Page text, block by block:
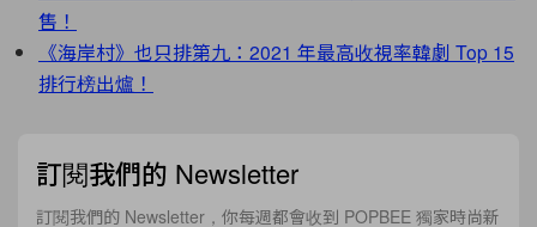
售！
《海岸村》也只排第九：2021 年最高收視率韓劇 Top 15
排行榜出爐！
訂閱我們的 Newsletter
訂閱我們的 Newsletter，你每週都會收到 POPBEE 獨家時尚新